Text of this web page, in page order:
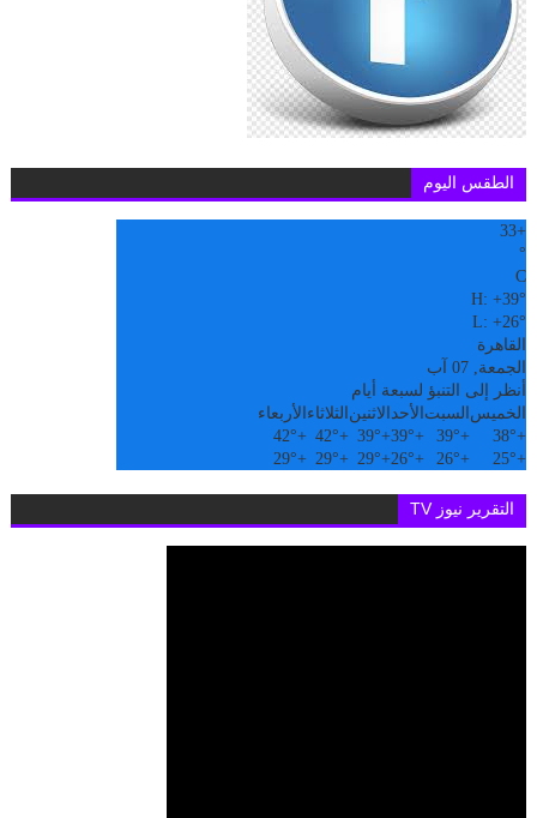
الطقس اليوم
+
33
°
C
H:+39°
L:+26°
القاهرة
الجمعة, 07 آب
أنظر إلى التنبؤ لسبعة أيام
الخميس السبت الأحدالاثنين الثلاثاء الأربعاء
+
38°
+
39°
+
39°
+
39°
+
42°
+
42°
+
25°
+
26°
+
26°
+
29°
+
29°
+
29°
التقرير نيوز TV